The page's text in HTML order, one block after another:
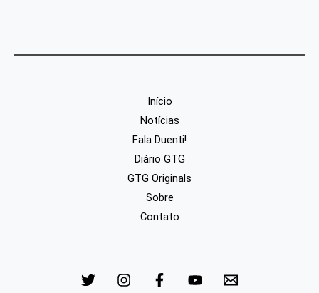
Início
Notícias
Fala Duenti!
Diário GTG
GTG Originals
Sobre
Contato